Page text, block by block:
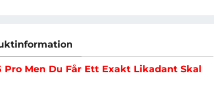
Pro Men Du Får Ett Exakt Likadant Skal